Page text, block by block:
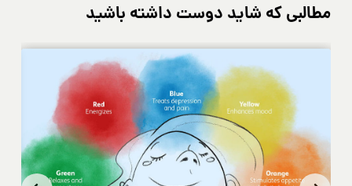
مطالبی که شاید دوست داشته باشید